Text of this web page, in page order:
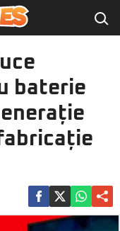
baterie